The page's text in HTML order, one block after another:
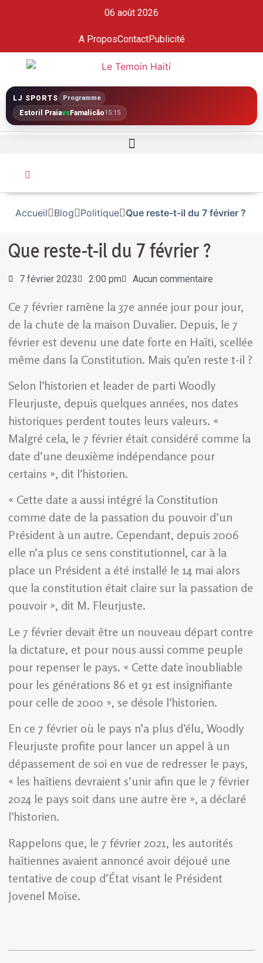
06 août 2026
A ProposContactPublicité
LJ SPORTS Programme
Estoril PraiavsFamalicão15:15
Accueil Blog Politique Que reste-t-il du 7 février ?
Que reste-t-il du 7 février ?
7 février 2023 2:00 pm Aucun commentaire
Ce 7 février ramène la 37e année jour pour jour,
de la chute de la maison Duvalier. Depuis, le 7
février est devenu une date forte en Haïti, scellée
même dans la Constitution. Mais qu’en reste t-il ?
Selon l’historien et leader de parti Woodly
Fleurjuste, depuis quelques années, nos dates
historiques perdent toutes leurs valeurs. «
Malgré cela, le 7 février était considéré comme la
date d’une deuxième indépendance pour
certains », dit l’historien.
« Cette date a aussi intégré la Constitution
comme date de la passation du pouvoir d’un
Président à un autre. Cependant, depuis 2006
elle n’a plus ce sens constitutionnel, car à la
place un Président a été installé le 14 mai alors
que la constitution était claire sur la passation de
pouvoir », dit M. Fleurjuste.
Le 7 février devait être un nouveau départ contre
la dictature, et pour nous aussi comme peuple
pour repenser le pays. « Cette date inoubliable
pour les générations 86 et 91 est insignifiante
pour celle de 2000 », se désole l’historien.
En ce 7 février où le pays n’a plus d’élu, Woodly
Fleurjuste profite pour lancer un appel à un
dépassement de soi en vue de redresser le pays,
« les haïtiens devraient s’unir afin que le 7 février
2024 le pays soit dans une autre ère », a déclaré
l’historien.
Rappelons que, le 7 février 2021, les autorités
haïtiennes avaient annoncé avoir déjoué une
tentative de coup d’État visant le Président
Jovenel Moïse.